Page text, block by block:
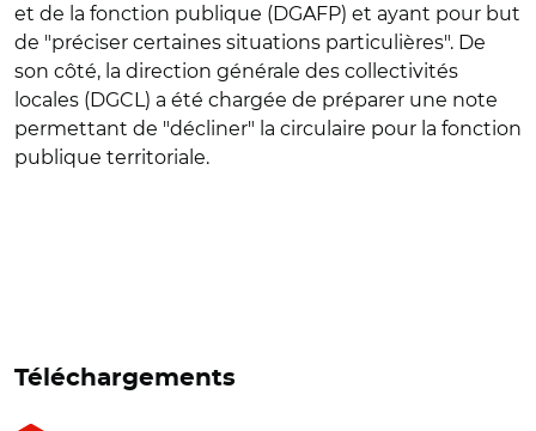
et de la fonction publique (DGAFP) et ayant pour but
de "préciser certaines situations particulières". De
son côté, la direction générale des collectivités
locales (DGCL) a été chargée de préparer une note
permettant de "décliner" la circulaire pour la fonction
publique territoriale.
Téléchargements